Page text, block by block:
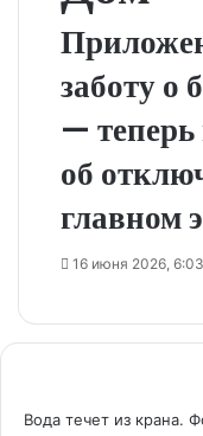
заботу о
—
об
главном
16 июня 2026, 6:03
Вода течет из крана.